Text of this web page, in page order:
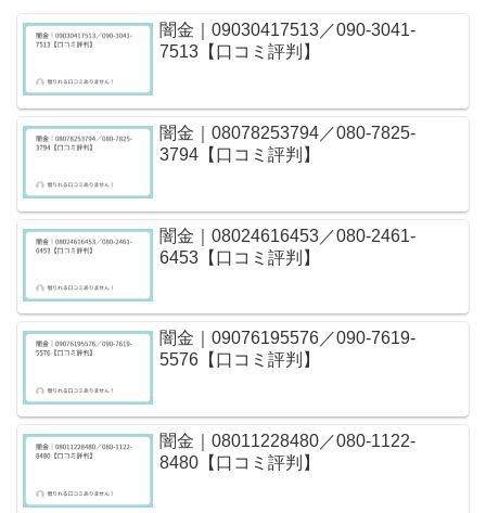
闇金｜09030417513／090-3041-
7513【口コミ評判】
闇金｜08078253794／080-7825-
3794【口コミ評判】
闇金｜08024616453／080-2461-
6453【口コミ評判】
闇金｜09076195576／090-7619-
5576【口コミ評判】
闇金｜08011228480／080-1122-
8480【口コミ評判】